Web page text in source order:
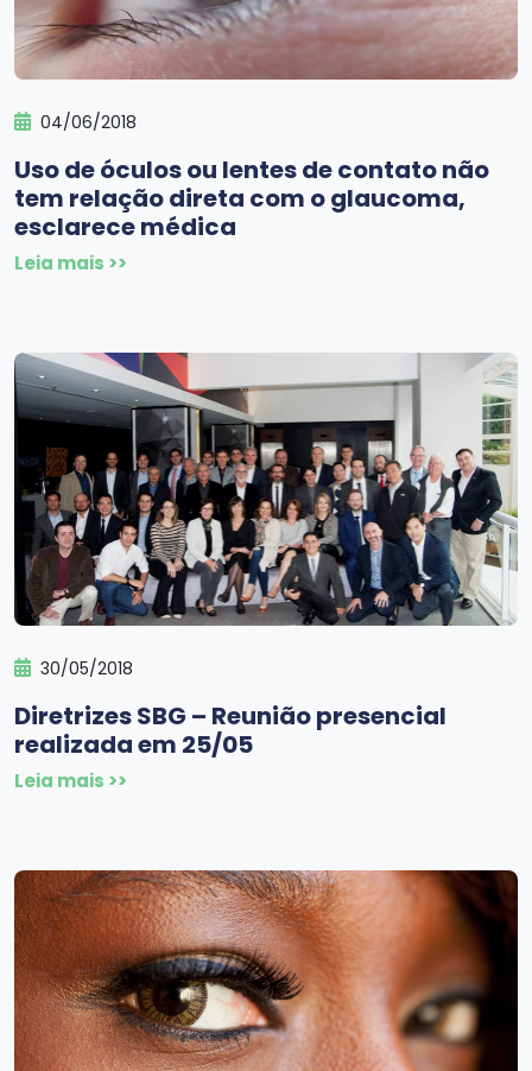
04/06/2018
Uso de óculos ou lentes de contato não
tem relação direta com o glaucoma,
esclarece médica
Leia mais >>
30/05/2018
Diretrizes SBG – Reunião presencial
realizada em 25/05
Leia mais >>